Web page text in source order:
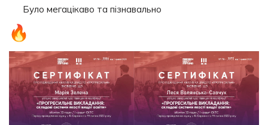
Було мегацікаво та пізнавально